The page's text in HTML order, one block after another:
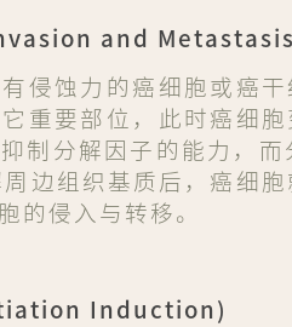
and
侵蚀力的癌细胞或癌
重要部位，此时癌细
制分解因子的能力，
边组织基质后，癌细
的侵入与转移。
Induction)